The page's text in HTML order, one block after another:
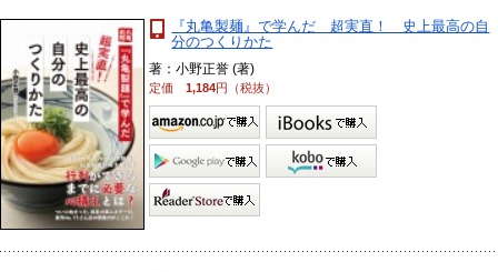
『丸亀製麺』で学んだ 超実直！ 史上最高の自
分のつくりかた
著：小野正誉 (著)
定価1,184円（税抜）